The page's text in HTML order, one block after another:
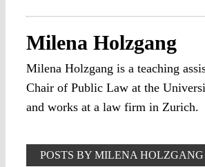
Milena Holzgang
Milena Holzgang is a teaching
Chair of Public Law at the
and works at a law firm in Zurich.
POSTS BY MILENA HOLZGANG